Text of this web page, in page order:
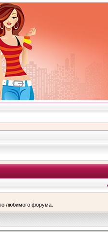
любимого форума.